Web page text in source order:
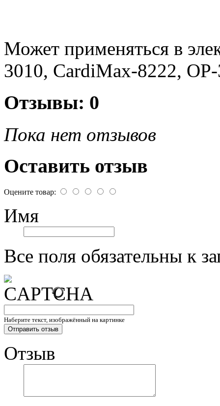
Может применяться в
3010, CardiMax-8222,
Отзывы: 0
Пока нет отзывов
Оставить отзыв
Оцените товар:
Имя
Все поля обязательны к
Наберите текст, изображённый на картинке
Отзыв